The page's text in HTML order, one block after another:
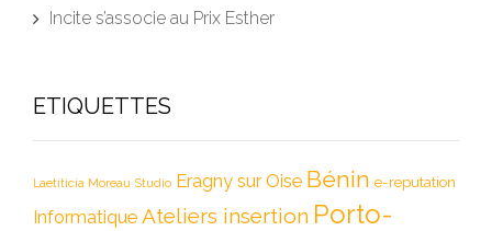
Incite s’associe au Prix Esther
ETIQUETTES
Laetiticia Moreau Studio Eragny sur Oise Bénin e-reputation
Informatique Ateliers insertion Porto-